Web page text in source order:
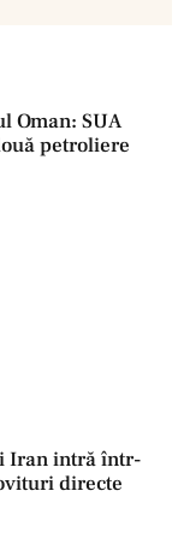
Oman: SUA
petroliere
Iran intră într-
directe